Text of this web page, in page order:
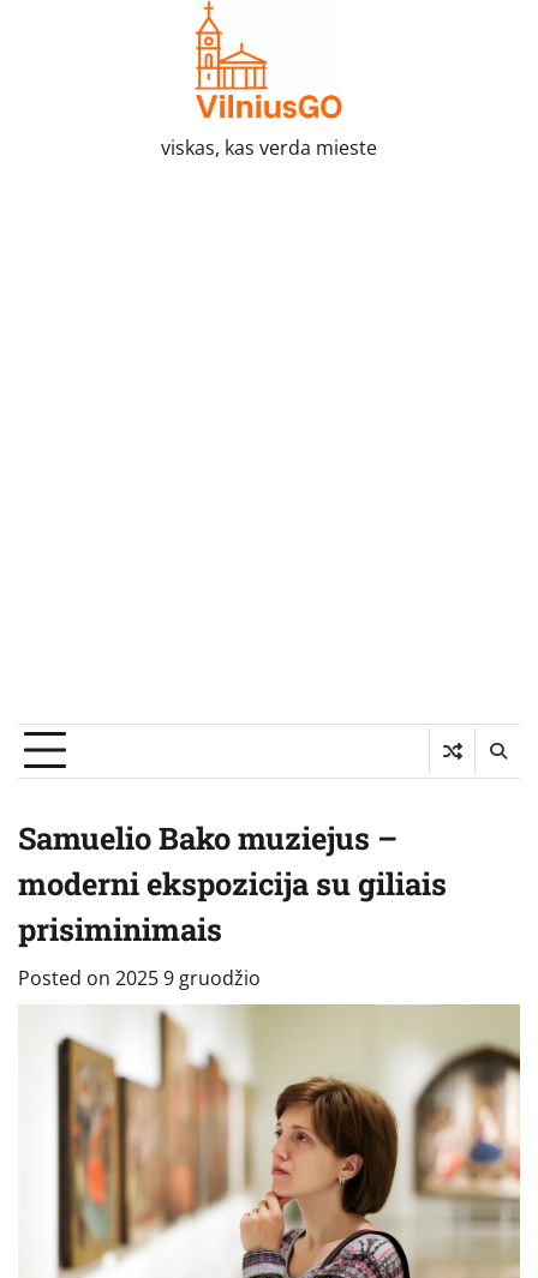
viskas, kas verda mieste
Samuelio Bako muziejus –
moderni ekspozicija su giliais
prisiminimais
Posted on 2025 9 gruodžio